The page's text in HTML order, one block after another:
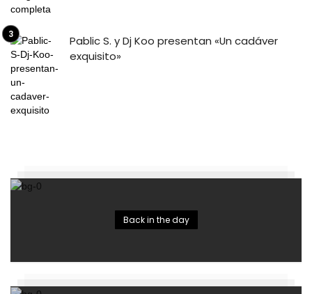
Pablic S. y Dj Koo presentan «Un cadáver
exquisito»
Back in the day